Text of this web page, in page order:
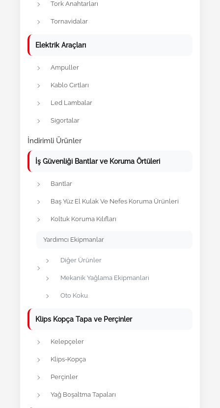
Tork Anahtarları
Tornavidalar
Elektrik Araçları
Ampuller
Kablo Cırtları
Led Lambalar
Sigortalar
İndirimli Ürünler
İş Güvenliği Bantlar ve Koruma Örtüleri
Bantlar
Baş Yüz El Kulak Ve Nefes Koruma Ürünleri
Koltuk Koruma Kılıfları
Yardımcı Ekipmanlar
Diğer Ürünler
Mekanik Yağlama Ekipmanları
Oto Koku
Klips Kopça Tapa ve Perçinler
Kelepçeler
Klips-Kopça
Perçinler
Yağ Boşaltma Tapaları